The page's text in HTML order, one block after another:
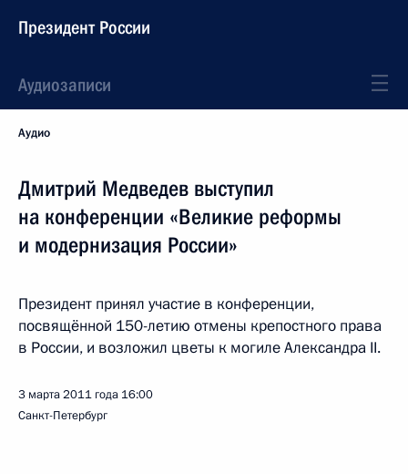
Президент России
Аудиозаписи
Аудио
Дмитрий Медведев выступил
на конференции «Великие реформы
и модернизация России»
Президент принял участие в конференции,
посвящённой 150-летию отмены крепостного права
в России, и возложил цветы к могиле Александра II.
3 марта 2011 года 16:00
Санкт-Петербург